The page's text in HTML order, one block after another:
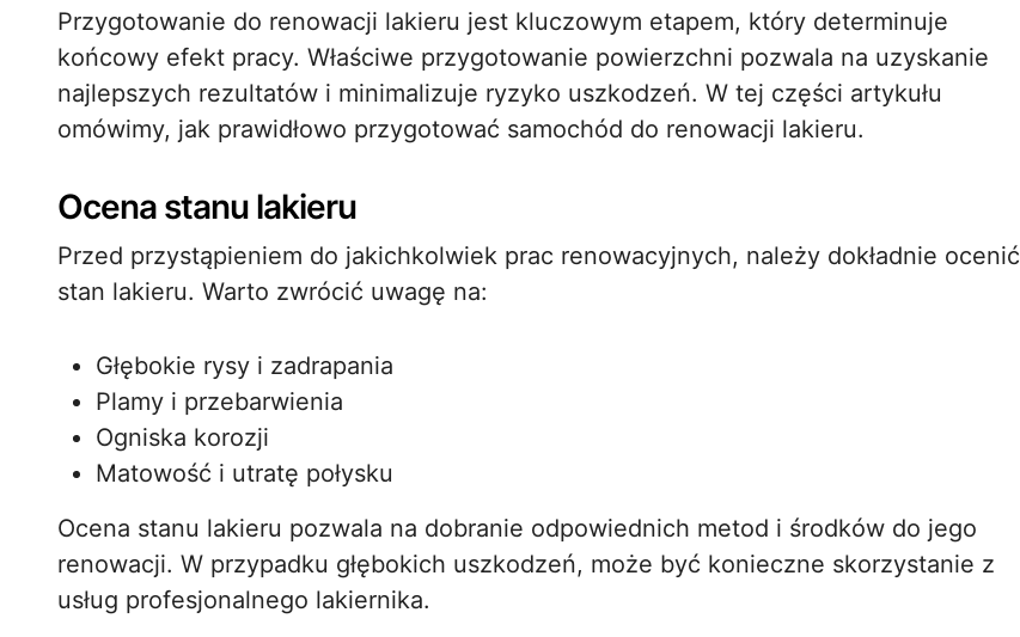
Przygotowanie do renowacji lakieru jest kluczowym etapem, który determinuje
końcowy efekt pracy. Właściwe przygotowanie powierzchni pozwala na uzyskanie
najlepszych rezultatów i minimalizuje ryzyko uszkodzeń. W tej części artykułu
omówimy, jak prawidłowo przygotować samochód do renowacji lakieru.
Ocena stanu lakieru
Przed przystąpieniem do jakichkolwiek prac renowacyjnych, należy dokładnie ocenić
stan lakieru. Warto zwrócić uwagę na:
Głębokie rysy i zadrapania
Plamy i przebarwienia
Ogniska korozji
Matowość i utratę połysku
Ocena stanu lakieru pozwala na dobranie odpowiednich metod i środków do jego
renowacji. W przypadku głębokich uszkodzeń, może być konieczne skorzystanie z
usług profesjonalnego lakiernika.